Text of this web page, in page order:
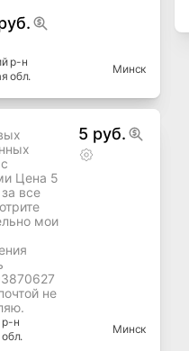
р-н
обл.
Минск
Цена 5
все
мои
не
5 руб.
р-н
обл.
Минск